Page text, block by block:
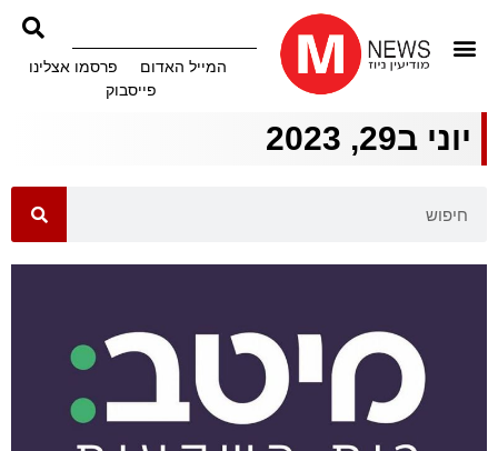
המייל האדום
פרסמו אצלינו
פייסבוק
יוני ב29, 2023